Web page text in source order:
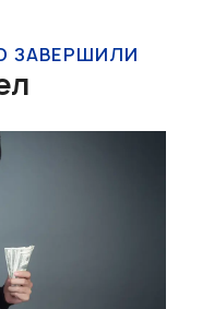
ЗАВЕРШИЛИ